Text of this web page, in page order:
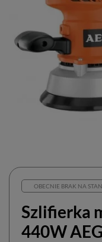
OBECNIE BRAK NA
Szlifierka
440W